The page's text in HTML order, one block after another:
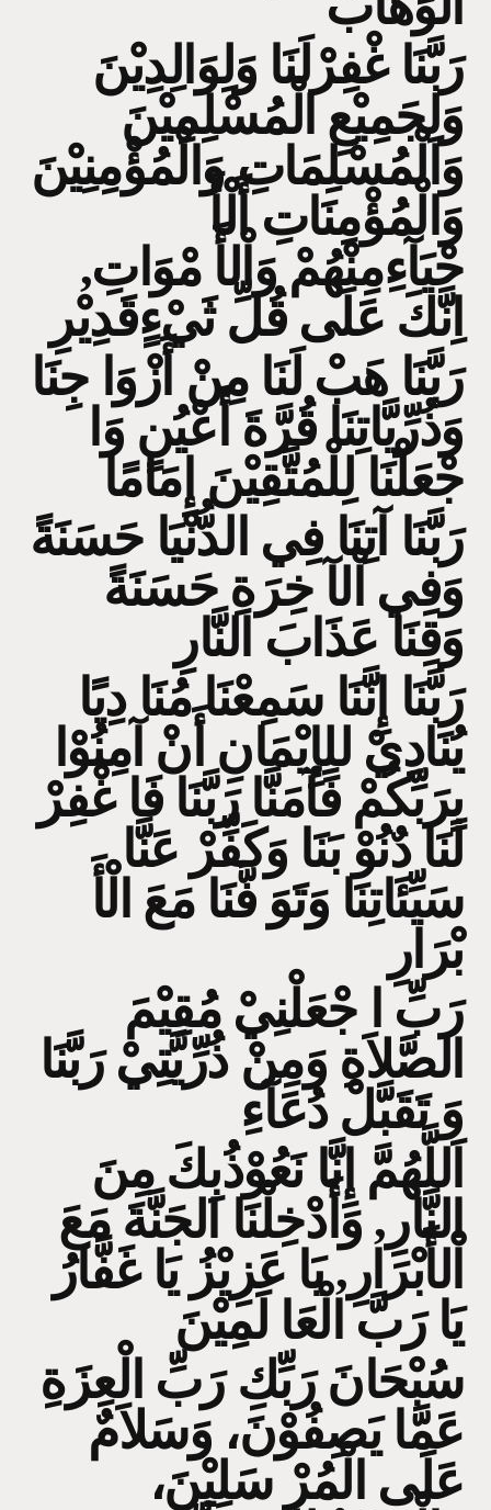
رَبَّنَا غْفِرْلَنَا وَلِوَالِدِيْنَ
وَلِجَمِيْعِ الْمُسْلِمِيْنَ
وَالْمُسْلِمَاتِ وَالْمُؤْمِنِيْنَ
وَالْمُؤْمِنَاتِ أَلْأَ
حْيَآءِمِنْهُمْ وَاْلأَ مْوَاتِ,
اِنَّكَ عَلَى قُلِّ ثَيْءٍقَدِيْرِ
رَبَّنَا هَبْ لَنَا مِنْ أَزْوَا جِنَا
وَذُرِّيَّاتِنَا قُرَّةَ أَعْيُنٍ وَا
جْعَلْنَا لِلْمُتَّقِيْنَ إِمَامًا
رَبَّنَا آتِنَا فِي الدُّنْيَا حَسَنَةً
وَفِي اْلآ خِرَةِ حَسَنَةً
وَقِنَا عَذَابَ النَّارِ
رَبَّنَا إِنَّنَا سَمِعْنَا مُنَا دِيًا
يُنَادِيْ للِإِيْمَانِ أَنْ آمِنُوْا
بِرَبِّكُمْ فَآمَنَّا رَبَّنَا فَا غْفِرْ
لَنَا دٌنُوْ بَنَا وَكَفِّرْ عَنَّا
سَيِّئَاتِنَا وَتَوَ فَّنَا مَعَ الْأَ
بْرَارِ
رَبِّ ا جْعَلْنِيْ مُقِيْمَ
الصَّلاَةِ وَمِنْ ذُرِّيَّتِيْ رَبَّنَا
وَ تَقَبَّلْ دُعَآءِ
اَللَّهُمَّ إِنَّا نَعُوْذُبِكَ مِنَ
النَّارِ, وَأَدْخِلْنَا الجَنَّةَ مَعَ
اْلأَبْرَارِ, يَا عَزِيْزُ يَا غَفَّارُ
يَا رَبَّ الْعَا لَمِيْنَ
سُبْحَانَ رَبِّكِ رَبِّ الْعِزَةِ
عَمَّا يَصِفُوْنَ، وَسَلاَمٌ
عَلَى الْمُرْ سَلِيْنَ،